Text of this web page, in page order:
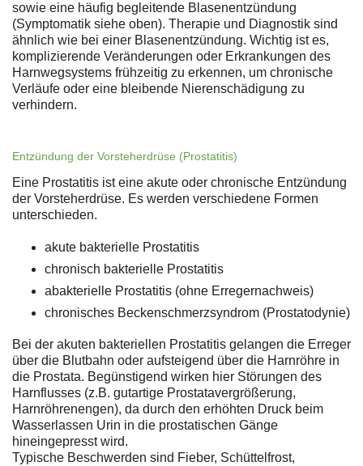
sowie eine häufig begleitende Blasenentzündung
(Symptomatik siehe oben). Therapie und Diagnostik sind
ähnlich wie bei einer Blasenentzündung. Wichtig ist es,
komplizierende Veränderungen oder Erkrankungen des
Harnwegsystems frühzeitig zu erkennen, um chronische
Verläufe oder eine bleibende Nierenschädigung zu
verhindern.
Entzündung der Vorsteherdrüse (Prostatitis)
Eine Prostatitis ist eine akute oder chronische Entzündung
der Vorsteherdrüse. Es werden verschiedene Formen
unterschieden.
akute bakterielle Prostatitis
chronisch bakterielle Prostatitis
abakterielle Prostatitis (ohne Erregernachweis)
chronisches Beckenschmerzsyndrom (Prostatodynie)
Bei der akuten bakteriellen Prostatitis gelangen die Erreger
über die Blutbahn oder aufsteigend über die Harnröhre in
die Prostata. Begünstigend wirken hier Störungen des
Harnflusses (z.B. gutartige Prostatavergrößerung,
Harnröhrenengen), da durch den erhöhten Druck beim
Wasserlassen Urin in die prostatischen Gänge
hineingepresst wird.
Typische Beschwerden sind Fieber, Schüttelfrost,